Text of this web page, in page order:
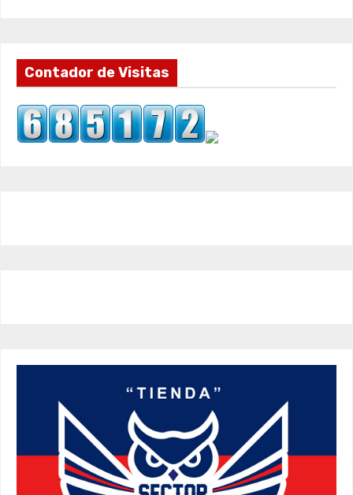
Contador de Visitas